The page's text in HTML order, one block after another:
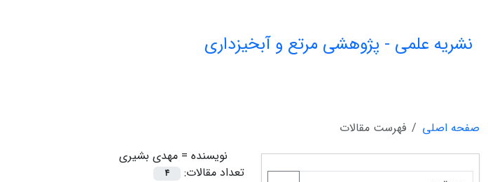
نشریه علمی - پژوهشی مرتع و آبخیزداری
صفحه اصلی
فهرست مقالات
نویسنده = مهدی بشیری
تعداد مقالات:
4